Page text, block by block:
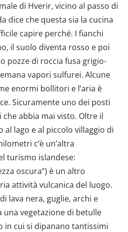
di Hverir, vicino al passo di
dice che questa sia la cucina
capire perché. I fianchi
il suolo diventa rosso e poi
pozze di roccia fusa grigio-
vapori sulfurei. Alcune
enormi bollitori e l’aria è
Sicuramente uno dei posti
abbia mai visto. Oltre il
al lago e al piccolo villaggio di
c’è un’altra
turismo islandese:
oscura”) è un altro
attività vulcanica del luogo.
lava nera, guglie, archi e
vegetazione di betulle
in cui si dipanano tantissimi